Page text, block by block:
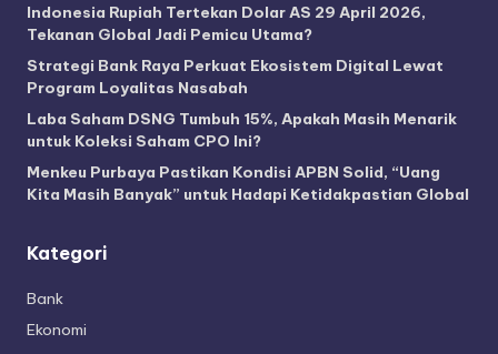
Indonesia Rupiah Tertekan Dolar AS 29 April 2026,
Tekanan Global Jadi Pemicu Utama?
Strategi Bank Raya Perkuat Ekosistem Digital Lewat
Program Loyalitas Nasabah
Laba Saham DSNG Tumbuh 15%, Apakah Masih Menarik
untuk Koleksi Saham CPO Ini?
Menkeu Purbaya Pastikan Kondisi APBN Solid, “Uang
Kita Masih Banyak” untuk Hadapi Ketidakpastian Global
Kategori
Bank
Ekonomi